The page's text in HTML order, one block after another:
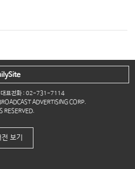
대표전화 : 02-731-7114
ADVERTISING CORP.
RESERVED.
보기